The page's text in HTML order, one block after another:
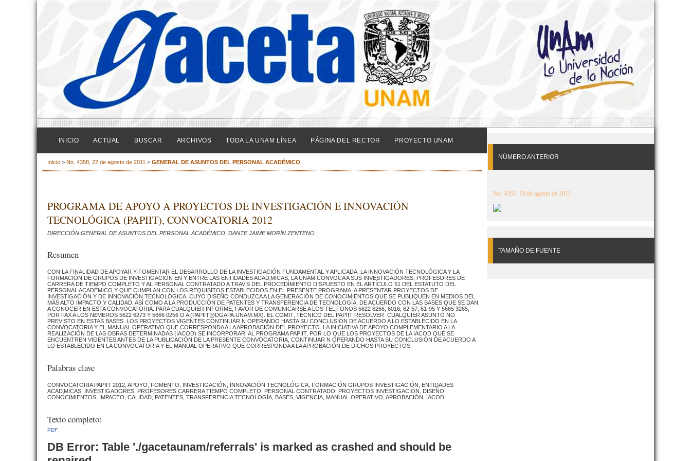
NÚMERO ANTERIOR
No. 4357, 18 de agosto de 2011
TAMAÑO DE FUENTE
INICIO ACTUAL BUSCAR ARCHIVOS TODA LA UNAM LÍNEA PÁGINA DEL RECTOR PROYECTO UNAM
Inicio > No. 4358, 22 de agosto de 2011 > GENERAL DE ASUNTOS DEL PERSONAL ACADÉMICO
PROGRAMA DE APOYO A PROYECTOS DE INVESTIGACIÓN E INNOVACIÓN
TECNOLÓGICA (PAPIIT), CONVOCATORIA 2012
DIRECCIÓN GENERAL DE ASUNTOS DEL PERSONAL ACADÉMICO, DANTE JAIME MORÍN ZENTENO
Resumen
CON LA FINALIDAD DE APOYAR Y FOMENTAR EL DESARROLLO DE LA INVESTIGACIÓN FUNDAMENTAL Y APLICADA, LA INNOVACIÓN TECNOLÓGICA Y LA
FORMACIÓN DE GRUPOS DE INVESTIGACIÓN EN Y ENTRE LAS ENTIDADES ACAD‚MICAS, LA UNAM CONVOCA A SUS INVESTIGADORES, PROFESORES DE
CARRERA DE TIEMPO COMPLETO Y AL PERSONAL CONTRATADO A TRAV‚S DEL PROCEDIMIENTO DISPUESTO EN EL ARTÍCULO 51 DEL ESTATUTO DEL
PERSONAL ACADÉMICO Y QUE CUMPLAN CON LOS REQUISITOS ESTABLECIDOS EN EL PRESENTE PROGRAMA, A PRESENTAR PROYECTOS DE
INVESTIGACIÓN Y DE INNOVACIÓN TECNOLÓGICA, CUYO DISEÑO CONDUZCA A LA GENERACIÓN DE CONOCIMIENTOS QUE SE PUBLIQUEN EN MEDIOS DEL
MÁS ALTO IMPACTO Y CALIDAD, ASÍ COMO A LA PRODUCCIÓN DE PATENTES Y TRANSFERENCIA DE TECNOLOGÍA, DE ACUERDO CON LAS BASES QUE SE DAN
A CONOCER EN ESTA CONVOCATORIA. PARA CUALQUIER INFORME, FAVOR DE COMUNICARSE A LOS TEL‚FONOS 5622 6266, 6016, 62-57, 61-95 Y 5665 3265;
POR FAX A LOS N£MEROS 5622 6273 Y 5666 0256 O A (PAPIIT@DGAPA.UNAM.MX). EL COMIT‚ TÉCNICO DEL PAPIIT RESOLVER CUALQUIER ASUNTO NO
PREVISTO EN ESTAS BASES. LOS PROYECTOS VIGENTES CONTINUAR N OPERANDO HASTA SU CONCLUSIÓN DE ACUERDO A LO ESTABLECIDO EN LA
CONVOCATORIA Y EL MANUAL OPERATIVO QUE CORRESPONDA A LA APROBACIÓN DEL PROYECTO. LA INICIATIVA DE APOYO COMPLEMENTARIO A LA
REALIZACIÓN DE LAS OBRAS DETERMINADAS (IACOD) SE INCORPORAR AL PROGRAMA PAPIIT, POR LO QUE LOS PROYECTOS DE LA IACOD QUE SE
ENCUENTREN VIGENTES ANTES DE LA PUBLICACIÓN DE LA PRESENTE CONVOCATORIA, CONTINUAR N OPERANDO HASTA SU CONCLUSIÓN DE ACUERDO A
LO ESTABLECIDO EN LA CONVOCATORIA Y EL MANUAL OPERATIVO QUE CORRESPONDA A LA APROBACIÓN DE DICHOS PROYECTOS.
Palabras clave
CONVOCATORIA PAPIIT 2012, APOYO, FOMENTO, INVESTIGACIÓN, INNOVACIÓN TECNOLÓGICA, FORMACIÓN GRUPOS INVESTIGACIÓN, ENTIDADES
ACAD‚MICAS, INVESTIGADORES, PROFESORES CARRERA TIEMPO COMPLETO, PERSONAL CONTRATADO, PROYECTOS INVESTIGACIÓN, DISEÑO,
CONOCIMIENTOS, IMPACTO, CALIDAD, PATENTES, TRANSFERENCIA TECNOLOGÍA, BASES, VIGENCIA, MANUAL OPERATIVO, APROBACIÓN, IACOD
Texto completo:
PDF
DB Error: Table './gacetaunam/referrals' is marked as crashed and should be